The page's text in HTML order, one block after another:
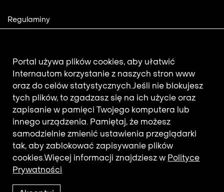
Footer
2
Regulaminy
Aktualności
Newsletter
Adres e-mail subskrybenta.
Otrzymuj nowości z filmotekaslaska.com
Portal używa plików cookies, aby ułatwić
Internautom korzystanie z naszych stron www
oraz do celów statystycznych.Jeśli nie blokujesz
tych plików, to zgadzasz się na ich użycie oraz
zapisanie w pamięci Twojego komputera lub
innego urządzenia. Pamiętaj, że możesz
samodzielnie zmienić ustawienia przeglądarki
tak, aby zablokować zapisywanie plików
cookies.Więcej informacji znajdziesz w Polityce
Prywatności